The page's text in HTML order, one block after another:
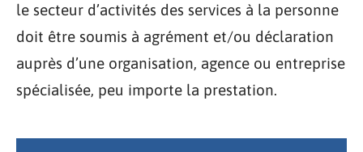
le secteur d’activités des services à la personne
doit être soumis à agrément et/ou déclaration
auprès d’une organisation, agence ou entreprise
spécialisée, peu importe la prestation.